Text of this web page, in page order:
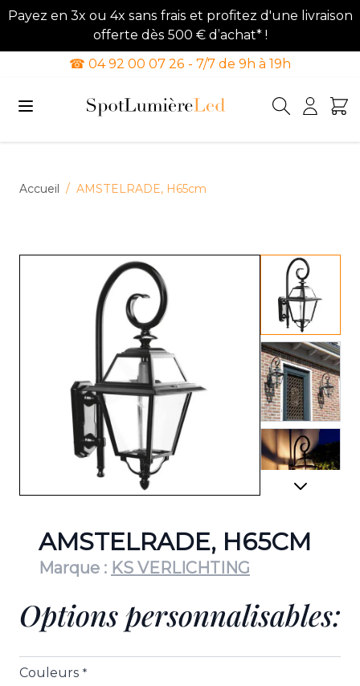
Payez en 3x ou 4x sans frais et profitez d'une livraison
offerte dès 500 € d’achat* !
☎ 04 92 00 07 26 - 7/7 de 9h à 19h
Accueil / AMSTELRADE, H65cm
View
View
View
View
AMSTELRADE, H65CM
Marque : KS VERLICHTING
Options personnalisables:
Couleurs *